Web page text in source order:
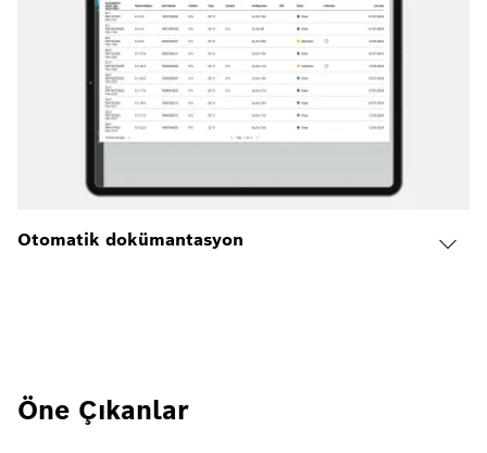
Otomatik dokümantasyon
Öne Çıkanlar